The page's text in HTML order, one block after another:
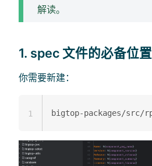
解读。
1. spec 文件的必备位置
你需要新建：
1